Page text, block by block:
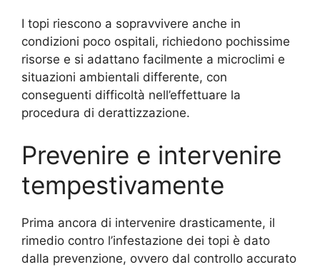
I topi riescono a sopravvivere anche in
condizioni poco ospitali, richiedono pochissime
risorse e si adattano facilmente a microclimi e
situazioni ambientali differente, con
conseguenti difficoltà nell’effettuare la
procedura di derattizzazione.
Prevenire e intervenire
tempestivamente
Prima ancora di intervenire drasticamente, il
rimedio contro l’infestazione dei topi è dato
dalla prevenzione, ovvero dal controllo accurato